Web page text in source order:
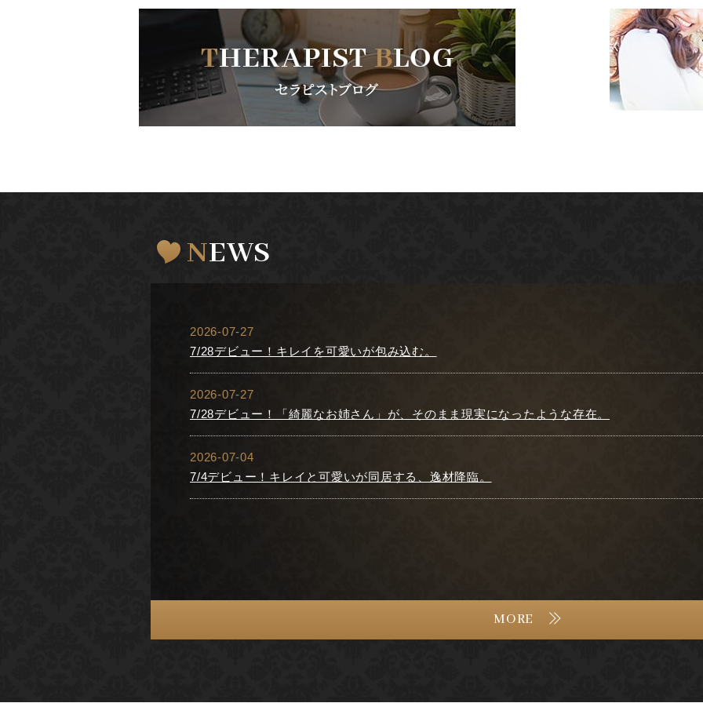
NEWS
2026-07-27
7/28デビュー！キレイを可愛いが包み込む。
2026-07-27
7/28デビュー！「綺麗なお姉さん」が、そのまま現実になったような存在。
2026-07-04
7/4デビュー！キレイと可愛いが同居する、逸材降臨。
MORE